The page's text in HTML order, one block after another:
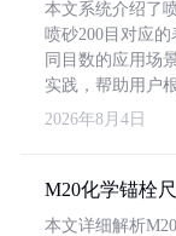
本文系统介绍了
喷砂200目对应
同目数的应用场
实践，帮助用户
2026年8月4日
M20化学锚栓
本文详细解析